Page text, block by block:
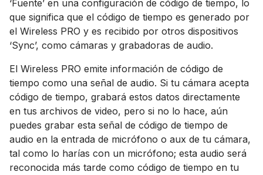
‘Fuente’ en una configuración de código de tiempo, lo
que significa que el código de tiempo es generado por
el Wireless PRO y es recibido por otros dispositivos
‘Sync’, como cámaras y grabadoras de audio.
El Wireless PRO emite información de código de
tiempo como una señal de audio. Si tu cámara acepta
código de tiempo, grabará estos datos directamente
en tus archivos de video, pero si no lo hace, aún
puedes grabar esta señal de código de tiempo de
audio en la entrada de micrófono o aux de tu cámara,
tal como lo harías con un micrófono; esta audio será
reconocida más tarde como código de tiempo en tu